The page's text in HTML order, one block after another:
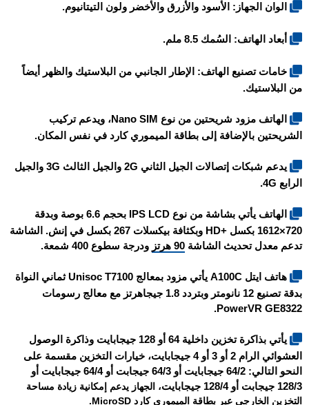
الوان الجهاز: الأسود والأزرق والأخضر ولون التيتانيوم.
أبعاد الهاتف: السُمك 8.5 ملم.
خامات تصنيع الهاتف: الإطار الجانبي من البلاستيك والظهر أيضاً
من البلاستيك.
الهاتف مزود شريحتين من نوع Nano SIM، ويدعم تركيب
الشريحتين بالإضافة إلى بطاقة الميموري كارد في نفس المكان.
يدعم شبكات إتصالات الجيل الثاني 2G والجيل الثالث 3G والجيل
الرابع 4G.
الهاتف يأتي بشاشة من نوع IPS LCD بحجم 6.6 بوصة وبدقة
720×1612 بكسل +HD وبكثافة بيكسلات 267 بكسل في إنش. الشاشة
تدعم معدل تحديث الشاشة 90 هرتز ودرجة سطوع 400 شمعة.
هاتف ايتل A100C
يأتي مزود بمعالج Unisoc T7100 ثماني النواة
بدقة تصنيع 12 نانومتر وبتردد 1.8 جيجاهرتز مع معالج رسومات
PowerVR GE8322.
يأتي بذاكرة تخزين داخلية 64 أو 128 جيجابايت وذاكرة الوصول
العشوائي الرام 2 أو 3 أو 4 جيجابايت، خيارات التخزين مقسمة على
النحو التالي: 64/2 جيجابايت أو 64/3 جيجابت أو 64/4 جيجابايت أو
128/3 جيجابت أو 128/4 جيجابايت
، الجهاز يدعم إمكانية زيادة مساحة
التخزين الخارجي عبر بطاقة الميموري كارد MicroSD.